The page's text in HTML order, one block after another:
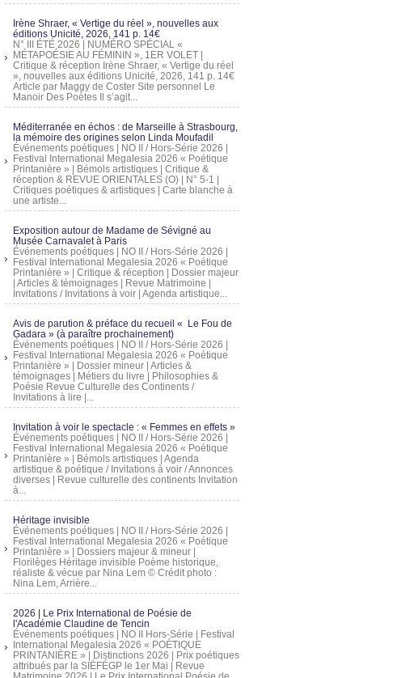
Irène Shraer, « Vertige du réel », nouvelles aux
éditions Unicité, 2026, 141 p. 14€
N° III ÉTÉ 2026 | NUMÉRO SPÉCIAL «
MÉTAPOÉSIE AU FÉMININ », 1ER VOLET |
Critique & réception Irène Shraer, « Vertige du réel
», nouvelles aux éditions Unicité, 2026, 141 p. 14€
Article par Maggy de Coster Site personnel Le
Manoir Des Poètes Il s’agit...
Méditerranée en échos : de Marseille à Strasbourg,
la mémoire des origines selon Linda Moufadil
Événements poétiques | NO II / Hors-Série 2026 |
Festival International Megalesia 2026 « Poétique
Printanière » | Bémols artistiques | Critique &
réception & REVUE ORIENTALES (O) | N° 5-1 |
Critiques poétiques & artistiques | Carte blanche à
une artiste...
Exposition autour de Madame de Sévigné au
Musée Carnavalet à Paris
Événements poétiques | NO II / Hors-Série 2026 |
Festival International Megalesia 2026 « Poétique
Printanière » | Critique & réception | Dossier majeur
| Articles & témoignages | Revue Matrimoine |
Invitations / Invitations à voir | Agenda artistique...
Avis de parution & préface du recueil « Le Fou de
Gadara » (à paraître prochainement)
Événements poétiques | NO II / Hors-Série 2026 |
Festival International Megalesia 2026 « Poétique
Printanière » | Dossier mineur | Articles &
témoignages | Métiers du livre | Philosophies &
Poésie Revue Culturelle des Continents /
Invitations à lire |...
Invitation à voir le spectacle : « Femmes en effets »
Événements poétiques | NO II / Hors-Série 2026 |
Festival International Megalesia 2026 « Poétique
Printanière » | Bémols artistiques | Agenda
artistique & poétique / Invitations à voir / Annonces
diverses | Revue culturelle des continents Invitation
à...
Héritage invisible
Événements poétiques | NO II / Hors-Série 2026 |
Festival International Megalesia 2026 « Poétique
Printanière » | Dossiers majeur & mineur |
Florilèges Héritage invisible Poème historique,
réaliste & vécue par Nina Lem © Crédit photo :
Nina Lem, Arrière...
2026 | Le Prix International de Poésie de
l'Académie Claudine de Tencin
Événements poétiques | NO II Hors-Série | Festival
International Megalesia 2026 « POÉTIQUE
PRINTANIÈRE » | Distinctions 2026 | Prix poétiques
attribués par la SIÉFÉGP le 1er Mai | Revue